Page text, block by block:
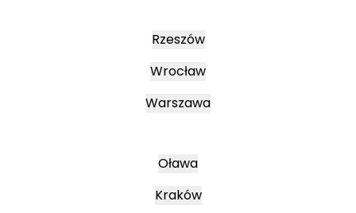
Rzeszów
Wrocław
Warszawa
Oława
Kraków